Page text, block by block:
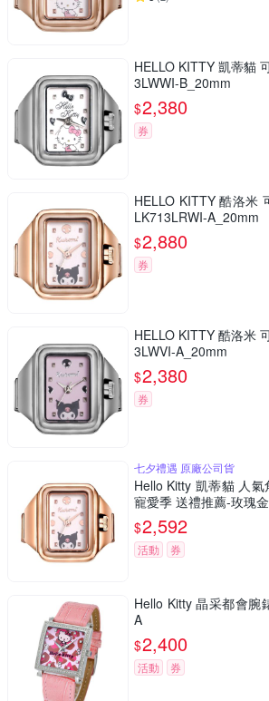
HELLO KITTY 凱蒂貓
3LWWI-B_20mm
$2,380
券
HELLO KITTY 酷洛米
LK713LRWI-A_20mm
$2,880
券
HELLO KITTY 酷洛米
3LWVI-A_20mm
$2,380
券
七夕禮遇 原廠公司貨
Hello Kitty 凱蒂貓 人
寵愛季 送禮推薦-玫瑰
$2,592
活動 券
Hello Kitty 晶采都會腕
A
$2,400
活動 券